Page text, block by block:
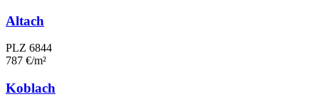
Altach
PLZ 6844
787 €/m²
Koblach